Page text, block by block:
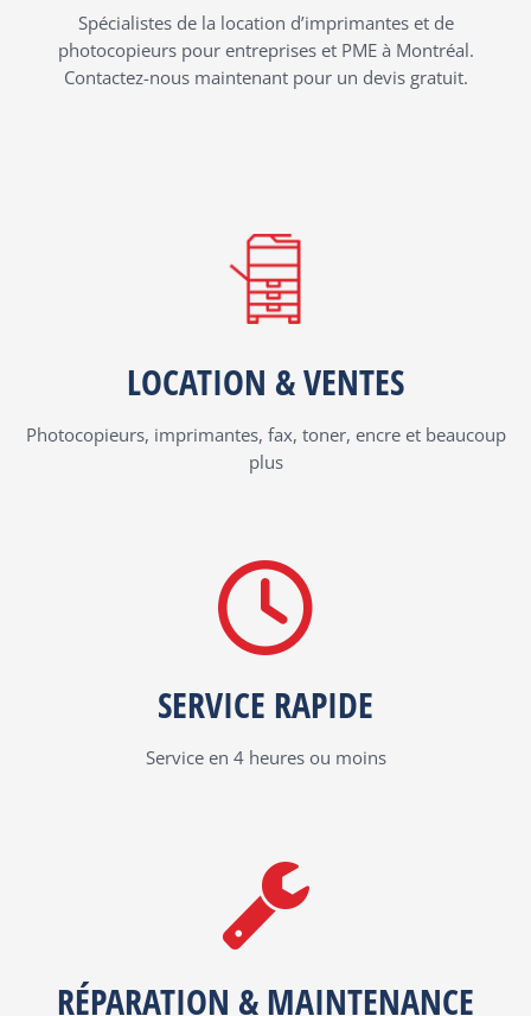
Spécialistes de la location d’imprimantes et de
photocopieurs pour entreprises et PME à Montréal.
Contactez-nous maintenant pour un devis gratuit.
LOCATION & VENTES
Photocopieurs, imprimantes, fax, toner, encre et beaucoup
plus
SERVICE RAPIDE
Service en 4 heures ou moins
RÉPARATION & MAINTENANCE